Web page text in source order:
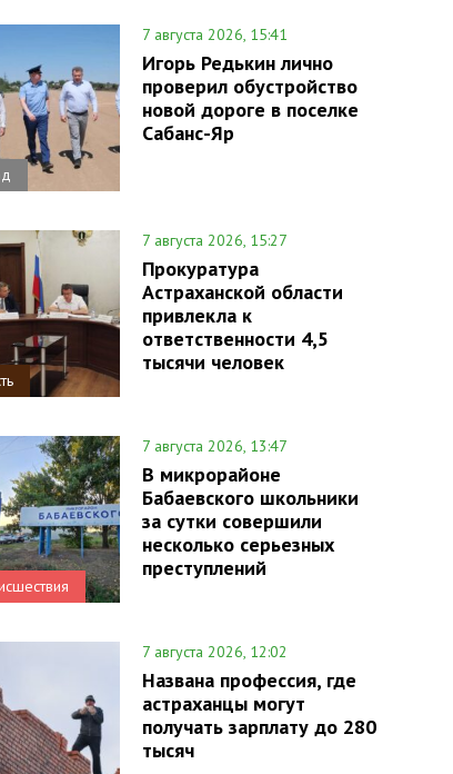
7 августа 2026, 15:41
Игорь Редькин лично
проверил обустройство
новой дороге в поселке
Сабанс-Яр
7 августа 2026, 15:27
Прокуратура
Астраханской области
привлекла к
ответственности 4,5
тысячи человек
7 августа 2026, 13:47
В микрорайоне
Бабаевского школьники
за сутки совершили
несколько серьезных
преступлений
7 августа 2026, 12:02
Названа профессия, где
астраханцы могут
получать зарплату до 280
тысяч